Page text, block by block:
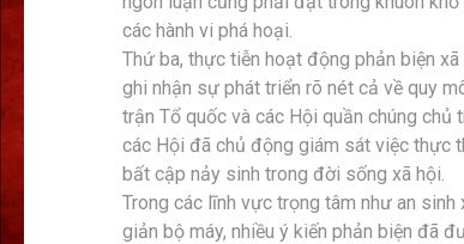
các hành vi phá hoại.
Thứ ba, thực tiễn hoạt động phản biện
ghi nhận sự phát triển rõ nét cả về quy
trận Tổ quốc và các Hội quần chúng
các Hội đã chủ động giám sát việc thực
bất cập nảy sinh trong đời sống xã hội.
Trong các lĩnh vực trọng tâm như an
giản bộ máy, nhiều ý kiến phản biện đã